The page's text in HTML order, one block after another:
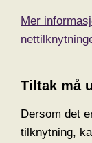
Mer
Tiltak må
Dersom det
tilknytning,